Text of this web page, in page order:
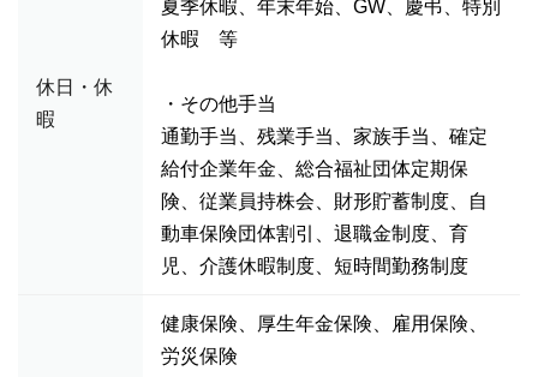
休日・休
暇
夏季休暇、年末年始、GW、慶弔、特別
休暇 等
・その他手当
通勤手当、残業手当、家族手当、確定
給付企業年金、総合福祉団体定期保
険、従業員持株会、財形貯蓄制度、自
動車保険団体割引、退職金制度、育
児、介護休暇制度、短時間勤務制度
健康保険、厚生年金保険、雇用保険、
労災保険